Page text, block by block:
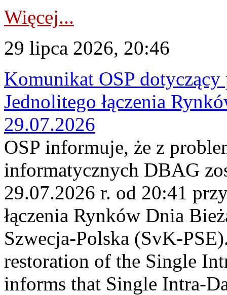
Więcej...
29 lipca 2026, 20:46
Komunikat OSP
Jednolitego łączenia
29.07.2026
OSP informuje, że z
informatycznych DBAG
29.07.2026 r. od 20:41
łączenia Rynków Dnia
Szwecja-Polska (SvK-
restoration of the Single
informs that Single Intra-